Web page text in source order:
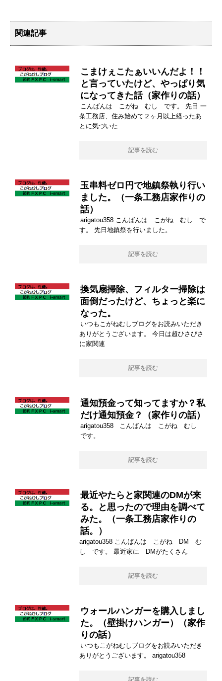
関連記事
こまけぇこたぁいいんだよ！！
と言っていたけど、やっぱり気
になってきた話（家作りの話）
こんばんは こがね むし です。 先日 一
条工務店、住み始めて２ヶ月以上経ったあ
とに気づいた
記事を読む
玉串料ゼロ円で地鎮祭執り行い
ました。（一条工務店家作りの
話）
arigatou358 こんばんは こがね むし で
す。 先日地鎮祭を行いました。
記事を読む
換気扇掃除、フィルター掃除は
面倒だったけど、ちょっと楽に
なった。
いつもこがねむしブログをお読みいただき
ありがとうございます。 今日は超ひさびさ
に家関連
記事を読む
通知預金って知ってますか？私
だけ通知預金？（家作りの話）
arigatou358 こんばんは こがね むし
です。
記事を読む
最近やたらと家関連のDMが来
る。と思ったので理由を調べて
みた。（一条工務店家作りの
話。）
arigatou358 こんばんは こがね DM む
し です。 最近家に DMがたくさん
記事を読む
ウォールハンガーを購入しまし
た。（壁掛けハンガー）（家作
りの話）
いつもこがねむしブログをお読みいただき
ありがとうございます。 arigatou358
記事を読む